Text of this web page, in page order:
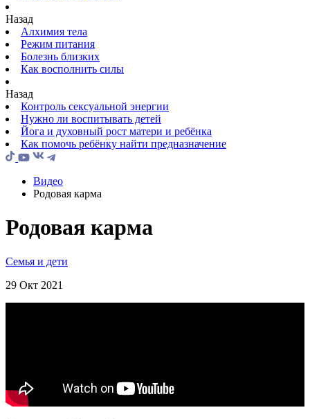
Назад
Алхимия тела
Режим питания
Болезнь близких
Как восполнить силы
Назад
Контроль сексуальной энергии
Нужно ли воспитывать детей
Йога и духовный рост матери и ребёнка
Как помочь ребёнку найти предназначение
Видео
Родовая карма
Родовая карма
Семья и дети
29 Окт 2021